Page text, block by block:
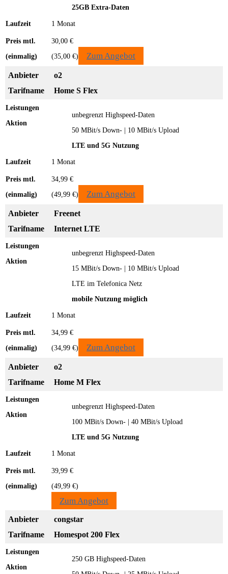
25GB Extra-Daten
1 Monat
30,00 €
(35,00 €)
Zum Angebot
o2
Home S Flex
unbegrenzt Highspeed-Daten
50 MBit/s Down- | 10 MBit/s Upload
LTE und 5G Nutzung
1 Monat
34,99 €
(49,99 €)
Zum Angebot
Freenet
Internet LTE
unbegrenzt Highspeed-Daten
15 MBit/s Down- | 10 MBit/s Upload
LTE im Telefonica Netz
mobile Nutzung möglich
1 Monat
34,99 €
(34,99 €)
Zum Angebot
o2
Home M Flex
unbegrenzt Highspeed-Daten
100 MBit/s Down- | 40 MBit/s Upload
LTE und 5G Nutzung
1 Monat
39,99 €
(49,99 €)
Zum Angebot
congstar
Homespot 200 Flex
250 GB Highspeed-Daten